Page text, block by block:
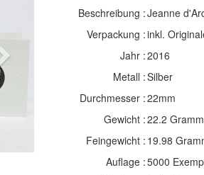
Next
Beschreibung :Jeanne
Verpackung :inkl.
Jahr :2016
Metall :Silber
Durchmesser :22mm
Gewicht :22.2 Gramm
Feingewicht : 19.98
Auflage :5000